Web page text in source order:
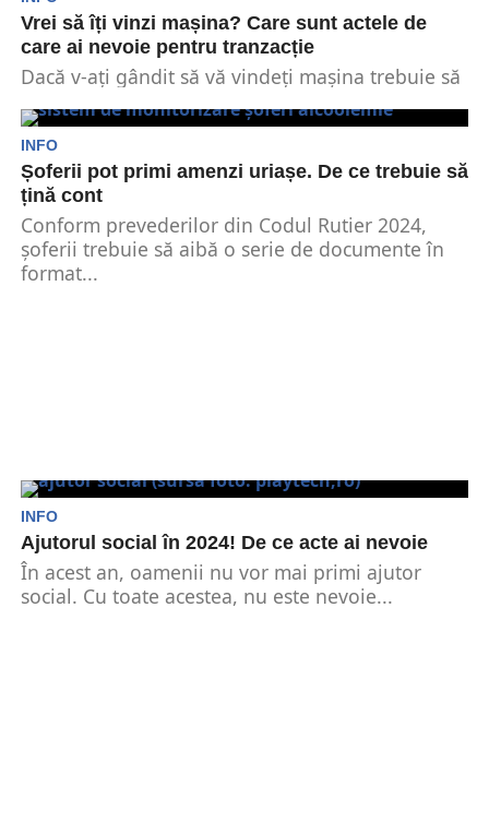
Vrei să îți vinzi mașina? Care sunt actele de
care ai nevoie pentru tranzacție
Dacă v-ați gândit să vă vindeți mașina trebuie să
INFO
Șoferii pot primi amenzi uriașe. De ce trebuie să
țină cont
Conform prevederilor din Codul Rutier 2024,
șoferii trebuie să aibă o serie de documente în
format...
INFO
Ajutorul social în 2024! De ce acte ai nevoie
În acest an, oamenii nu vor mai primi ajutor
social. Cu toate acestea, nu este nevoie...